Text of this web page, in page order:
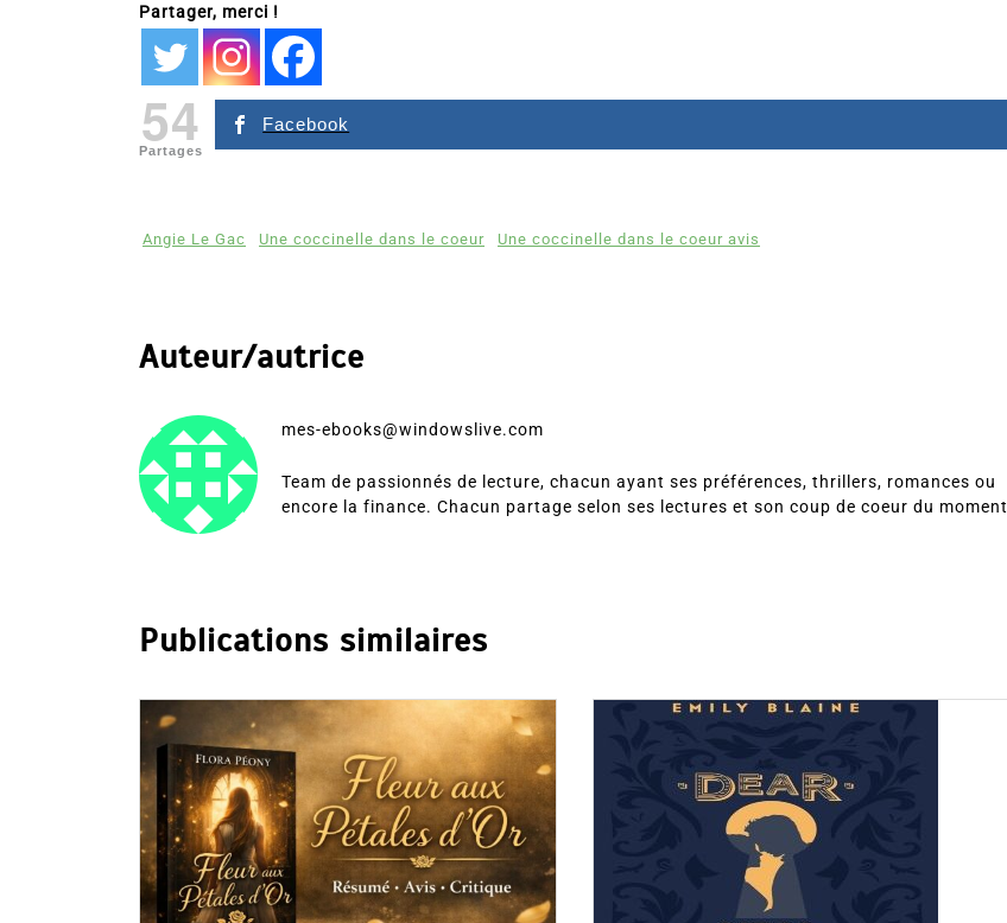
Partager, merci !
54
Partages
Facebook
Angie Le Gac Une coccinelle dans le coeur Une coccinelle dans le coeur avis
Auteur/autrice
mes-ebooks@windowslive.com
Team de passionnés de lecture, chacun ayant ses préférences, thrillers, romances ou
encore la finance. Chacun partage selon ses lectures et son coup de coeur du moment
Publications similaires